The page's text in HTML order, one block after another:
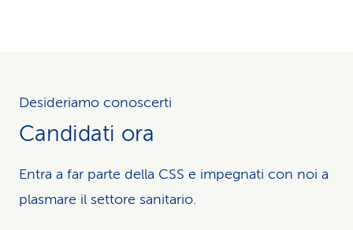
Desideriamo conoscerti
Candidati ora
Entra a far parte della CSS e impegnati con noi a
plasmare il settore sanitario.